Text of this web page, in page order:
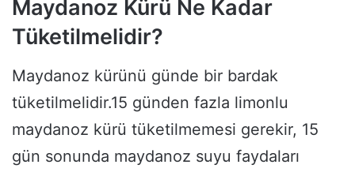
Maydanoz Kürü Ne Kadar
Tüketilmelidir?
Maydanoz kürünü günde bir bardak
tüketilmelidir.15 günden fazla limonlu
maydanoz kürü tüketilmemesi gerekir, 15
gün sonunda maydanoz suyu faydaları